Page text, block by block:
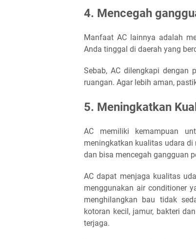
4. Mencegah
Manfaat AC lainnya adalah
Anda tinggal di daerah yang
Sebab, AC dilengkapi dengan
ruangan. Agar lebih aman,
5. Meningkatkan
AC memiliki kemampuan
meningkatkan kualitas udara
dan bisa mencegah gangguan
AC dapat menjaga kualitas
menggunakan air conditioner
menghilangkan bau tidak
kotoran kecil, jamur, bakteri
terjaga.